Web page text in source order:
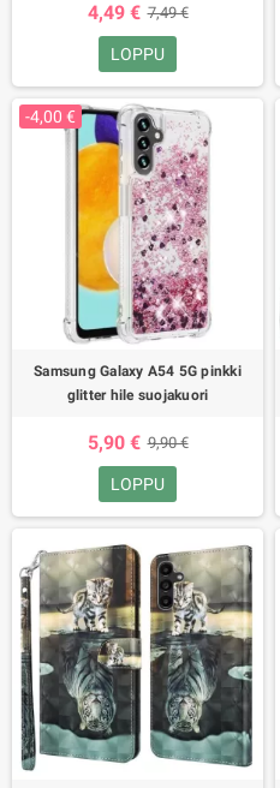
4,49 € 7,49 €
LOPPU
-4,00 €
Samsung Galaxy A54 5G pinkki
glitter hile suojakuori
5,90 € 9,90 €
LOPPU